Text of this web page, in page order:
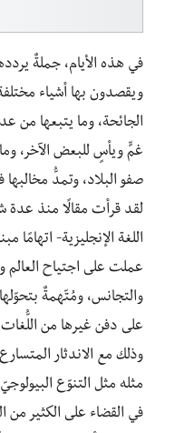
في هذه الأيام، جملةٌ
ويقصدون بها أشياء
الجائحة، وما يتبعها من
غمٍّ ويأسٍ للبعض الآخر،
صفو البلاد، وتمدُّ مخالبها
لقد قرأت مقالًا منذ عدة
اللغة الإنجليزية- اتهامًا
عملت على اجتياح العالم
والتجانس، ومُتّهمةٌ
على دفن غيرها من اللُّغات
وذلك مع الاندثار
مثله مثل التنوّع
في القضاء على الكثير من